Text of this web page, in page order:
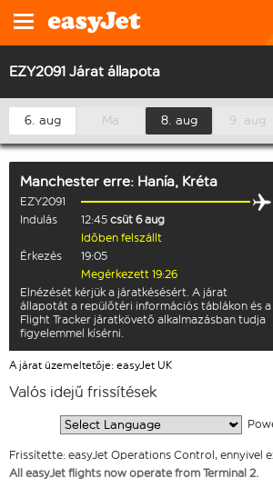
EZY2091 Járat állapota
6. aug Ma 8. aug 9. aug
Manchester erre: Hanía, Kréta
EZY2091
Indulás
12:45 csüt 6 aug
Időben felszállt
Érkezés
19:05
Megérkezett 19:26
Elnézését kérjük a járatkésésért. A járat
állapotát a repülőtéri információs táblákon és a
Flight Tracker járatkövető alkalmazásban tudja
figyelemmel kísérni.
A járat üzemeltetője: easyJet UK
Valós idejű frissítések
Frissítette: easyJet Operations Control, ennyivel
All easyJet flights now operate from Terminal 2.